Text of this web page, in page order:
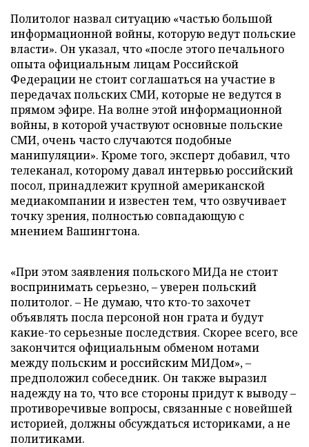
Политолог назвал ситуацию «частью большой
информационной войны, которую ведут польские
власти». Он указал, что «после этого печального
опыта официальным лицам Российской
Федерации не стоит соглашаться на участие в
передачах польских СМИ, которые не ведутся в
прямом эфире. На волне этой информационной
войны, в которой участвуют основные польские
СМИ, очень часто случаются подобные
манипуляции». Кроме того, эксперт добавил, что
телеканал, которому давал интервью российский
посол, принадлежит крупной американской
медиакомпании и известен тем, что озвучивает
точку зрения, полностью совпадающую с
мнением Вашингтона.
«При этом заявления польского МИДа не стоит
воспринимать серьезно, – уверен польский
политолог. – Не думаю, что кто-то захочет
объявлять посла персоной нон грата и будут
какие-то серьезные последствия. Скорее всего, все
закончится официальным обменом нотами
между польским и российским МИДом», –
предположил собеседник. Он также выразил
надежду на то, что все стороны придут к выводу –
противоречивые вопросы, связанные с новейшей
историей, должны обсуждаться историками, а не
политиками.